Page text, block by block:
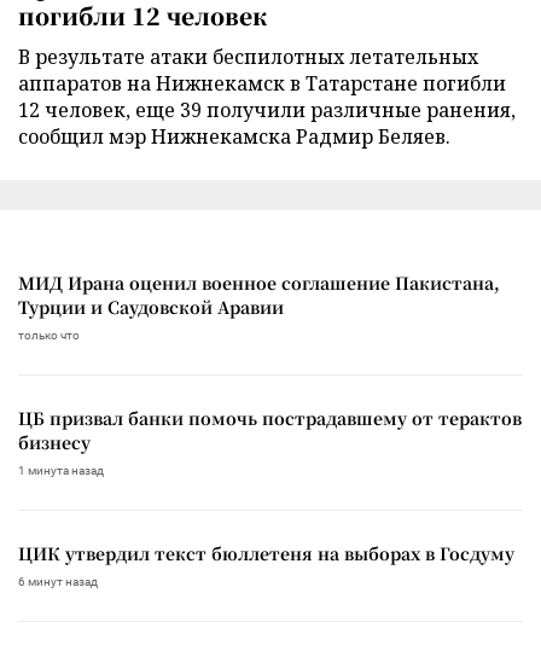
погибли 12 человек
В результате атаки беспилотных летательных
аппаратов на Нижнекамск в Татарстане погибли
12 человек, еще 39 получили различные ранения,
сообщил мэр Нижнекамска Радмир Беляев.
МИД Ирана оценил военное соглашение Пакистана,
Турции и Саудовской Аравии
только что
ЦБ призвал банки помочь пострадавшему от терактов
бизнесу
1 минута назад
ЦИК утвердил текст бюллетеня на выборах в Госдуму
6 минут назад